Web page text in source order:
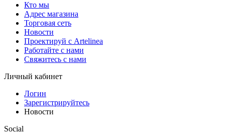
Кто мы
Адрес магазина
Торговая сеть
Новости
Проектируй с Artelinea
Работайте с нами
Свяжитесь с нами
Личный кабинет
Логин
Зарегистрируйтесь
Новости
Social